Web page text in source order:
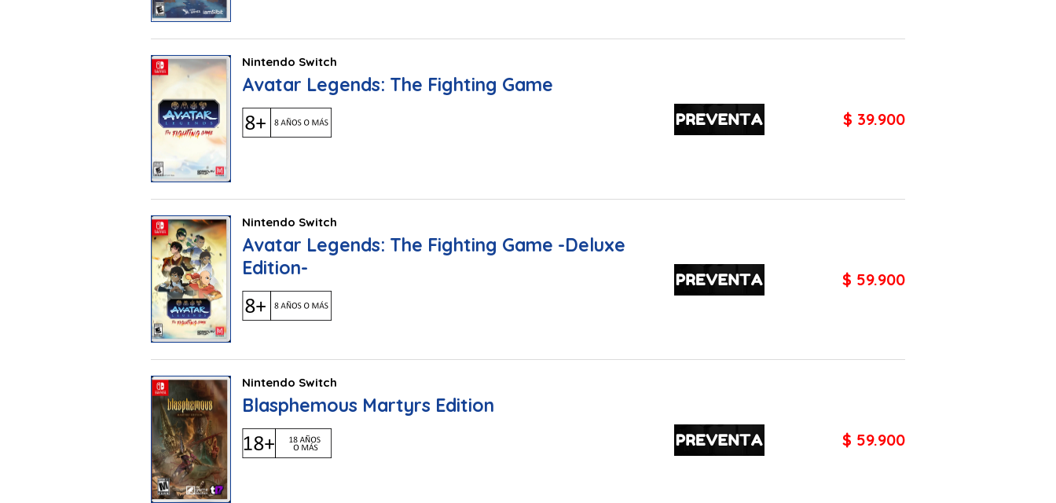
Nintendo Switch
Avatar Legends: The Fighting Game
$ 39.900
Nintendo Switch
Avatar Legends: The Fighting Game -Deluxe
Edition-
$ 59.900
Nintendo Switch
Blasphemous Martyrs Edition
$ 59.900